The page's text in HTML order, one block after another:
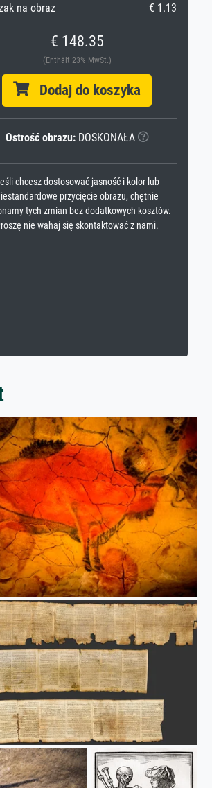
na obraz
€ 1.13
€ 148.35
(Enthält 23% MwSt.)
Dodaj do koszyka
Ostrość obrazu:DOSKONAŁA
chcesz dostosować jasność i kolor lub
przycięcie obrazu, chętnie
tych zmian bez dodatkowych kosztów.
nie wahaj się skontaktować z nami.